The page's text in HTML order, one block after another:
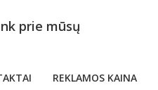
prie mūsų
REKLAMOS KAINA